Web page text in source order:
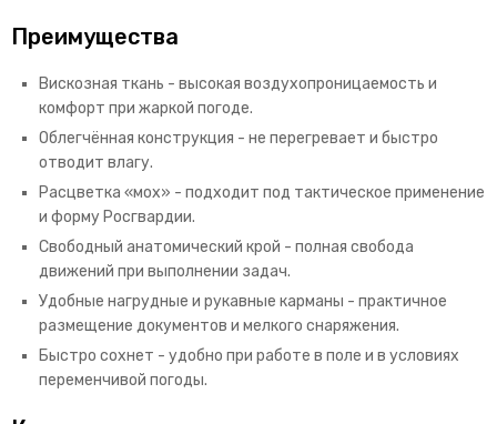
Преимущества
Вискозная ткань - высокая воздухопроницаемость и
комфорт при жаркой погоде.
Облегчённая конструкция - не перегревает и быстро
отводит влагу.
Расцветка «мох» - подходит под тактическое применение
и форму Росгвардии.
Свободный анатомический крой - полная свобода
движений при выполнении задач.
Удобные нагрудные и рукавные карманы - практичное
размещение документов и мелкого снаряжения.
Быстро сохнет - удобно при работе в поле и в условиях
переменчивой погоды.